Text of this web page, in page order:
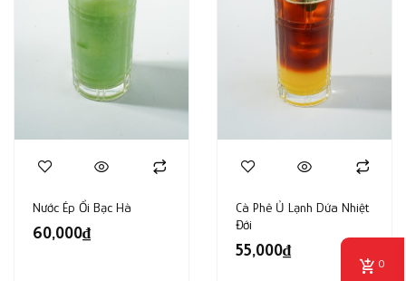
Nước Ép Ổi Bạc Hà
60,000₫
Cà Phê Ủ Lạnh Dứa Nhiệt
Đới
55,000₫
0